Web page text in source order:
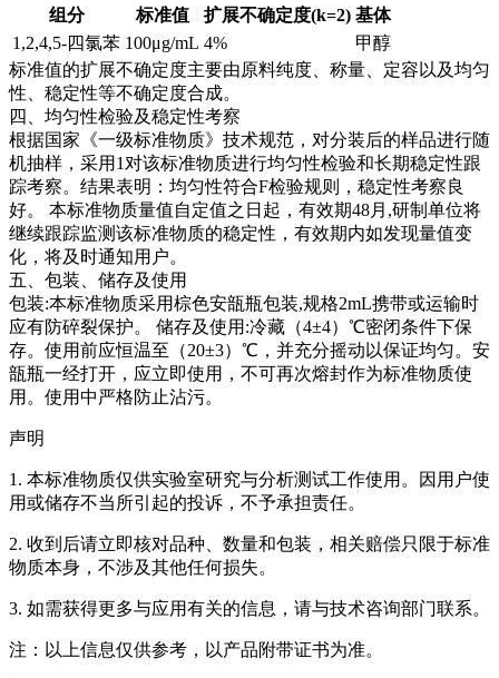
组分
标准值 扩展不确定度(k=2) 基体
1,2,4,5-四氯苯 100μg/mL 4%
甲醇
标准值的扩展不确定度主要由原料纯度、称量、定容以及均匀
性、稳定性等不确定度合成。
四、均匀性检验及稳定性考察
根据国家《一级标准物质》技术规范，对分装后的样品进行随
机抽样，采用1对该标准物质进行均匀性检验和长期稳定性跟
踪考察。结果表明：均匀性符合F检验规则，稳定性考察良
好。 本标准物质量值自定值之日起，有效期48月,研制单位将
继续跟踪监测该标准物质的稳定性，有效期内如发现量值变
化，将及时通知用户。
五、包装、储存及使用
包装:本标准物质采用棕色安瓿瓶包装,规格2mL携带或运输时
应有防碎裂保护。 储存及使用:冷藏（4±4）℃密闭条件下保
存。使用前应恒温至（20±3）℃，并充分摇动以保证均匀。安
瓿瓶一经打开，应立即使用，不可再次熔封作为标准物质使
用。使用中严格防止沾污。
声明
1. 本标准物质仅供实验室研究与分析测试工作使用。因用户使
用或储存不当所引起的投诉，不予承担责任。
2. 收到后请立即核对品种、数量和包装，相关赔偿只限于标准
物质本身，不涉及其他任何损失。
3. 如需获得更多与应用有关的信息，请与技术咨询部门联系。
注：以上信息仅供参考，以产品附带证书为准。